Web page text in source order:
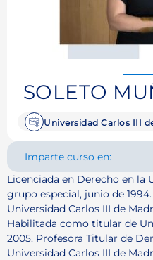
SOLETO
Universidad Carlos III
Imparte curso en:
Licenciada en Derecho en la
grupo especial, junio de
Universidad Carlos III de
Habilitada como titular de
2005. Profesora Titular de
Universidad Carlos III de